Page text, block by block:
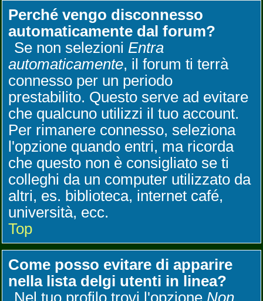
Perché vengo disconnesso
automaticamente dal forum?
Se non selezioni Entra
automaticamente, il forum ti terrà
connesso per un periodo
prestabilito. Questo serve ad evitare
che qualcuno utilizzi il tuo account.
Per rimanere connesso, seleziona
l'opzione quando entri, ma ricorda
che questo non è consigliato se ti
colleghi da un computer utilizzato da
altri, es. biblioteca, internet café,
università, ecc.
Top
Come posso evitare di apparire
nella lista delgi utenti in linea?
Nel tuo profilo trovi l'opzione Non